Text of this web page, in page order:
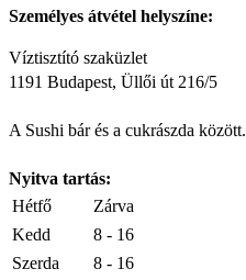
Személyes átvétel helyszíne:
Víztisztító szaküzlet
1191 Budapest, Üllői út 216/5
A Sushi bár és a cukrászda között.
Nyitva tartás:
Hétfő
Zárva
Kedd
8 - 16
Szerda
8 - 16